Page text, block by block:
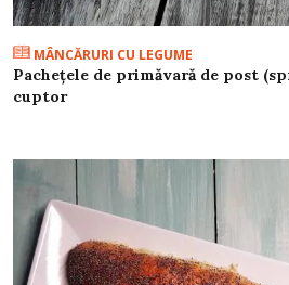
MÂNCĂRURI CU LEGUME
Pachețele de primăvară de post
cuptor